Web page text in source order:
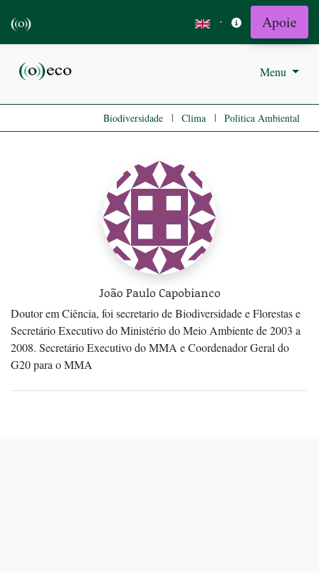
· Apoie
Menu
Biodiversidade | Clima | Politica Ambiental
João Paulo Capobianco
Doutor em Ciência, foi secretario de Biodiversidade e Florestas e
Secretário Executivo do Ministério do Meio Ambiente de 2003 a
2008. Secretário Executivo do MMA e Coordenador Geral do
G20 para o MMA